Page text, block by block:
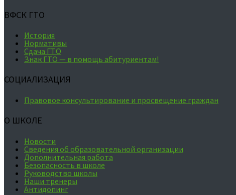
ВФСК ГТО
История
Нормативы
Сдача ГТО
Знак ГТО — в помощь абитуриентам!
СОЦИАЛИЗАЦИЯ
Правовое консультирование и просвещение граждан
О ШКОЛЕ
Новости
Сведения об образовательной организации
Дополнительная работа
Безопасность в школе
Руководство школы
Наши тренеры
Антидопинг